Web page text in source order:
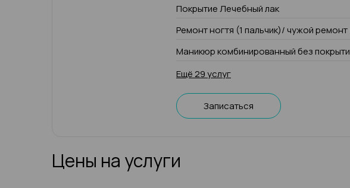
Покрытие Лечебный лак
Ремонт ногтя (1 пальчик)/ чужой ремонт
Маникюр комбинированный без
Ещё 29 услуг
Записаться
Цены на услуги